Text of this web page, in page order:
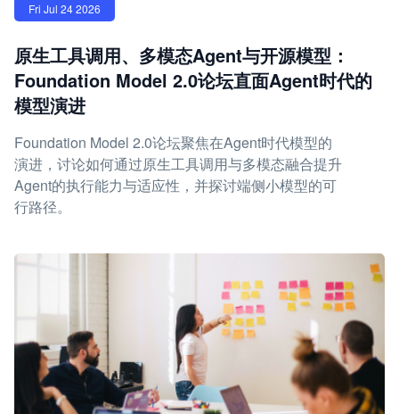
Fri Jul 24 2026
原生工具调用、多模态Agent与开源模型：
Foundation Model 2.0论坛直面Agent时代的
模型演进
Foundation Model 2.0论坛聚焦在Agent时代模型的
演进，讨论如何通过原生工具调用与多模态融合提升
Agent的执行能力与适应性，并探讨端侧小模型的可
行路径。